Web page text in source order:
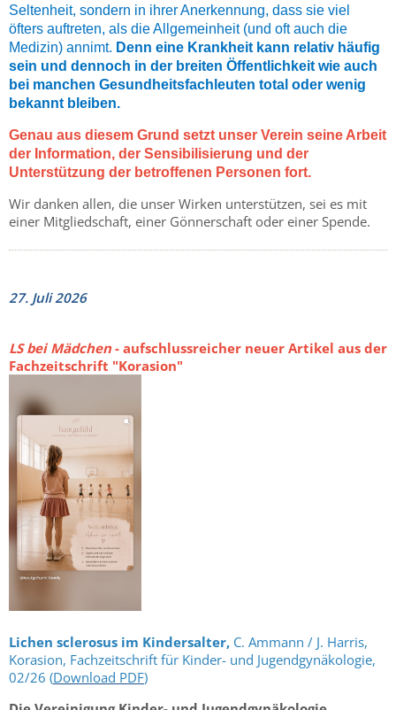
Seltenheit, sondern in ihrer Anerkennung, dass sie viel
öfters auftreten, als die Allgemeinheit (und oft auch die
Medizin) annimt. Denn eine Krankheit kann relativ häufig
sein und dennoch in der breiten Öffentlichkeit wie auch
bei manchen Gesundheitsfachleuten total oder wenig
bekannt bleiben.
Genau aus diesem Grund setzt unser Verein seine Arbeit
der Information, der Sensibilisierung und der
Unterstützung der betroffenen Personen fort.
Wir danken allen, die unser Wirken unterstützen, sei es mit
einer Mitgliedschaft, einer Gönnerschaft oder einer Spende.
27. Juli 2026
LS bei Mädchen- aufschlussreicher neuer Artikel aus der
Fachzeitschrift "Korasion"
Lichen sclerosus im Kindersalter, C. Ammann / J. Harris,
Korasion, Fachzeitschrift für Kinder- und Jugendgynäkologie,
02/26 (Download PDF)